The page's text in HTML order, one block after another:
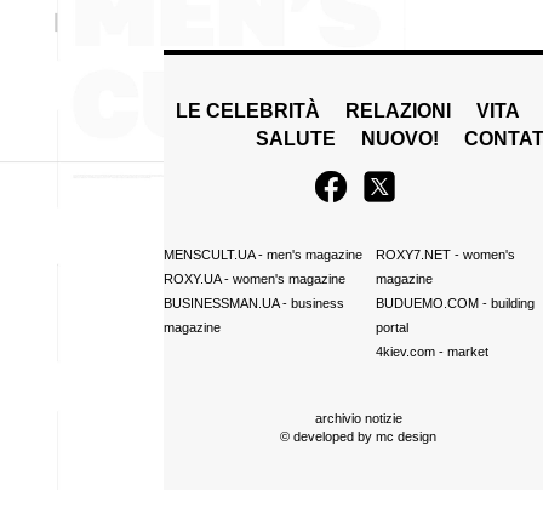
LE CELEBRITÀ RELAZIONI
VITA
SALUTE
NUOVO!
MENSCULT.UA- men's magazine
ROXY.UA- women's magazine
BUSINESSMAN.UA- business
magazine
ROXY7.NET- women's
magazine
BUDUEMO.COM- building
portal
4kiev.com- market
archivio notizie
© developed by mc design